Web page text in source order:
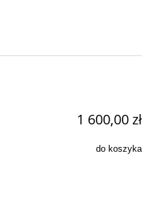
1 600,00 zł
do koszyka